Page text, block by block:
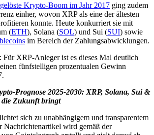
Krypto-Boom im Jahr 2017 ging zudem
einher, wovon XRP als eine der ältesten
konnte. Heute konkurriert sie mit
(ETH), Solana (SOL) und Sui (SUI) sowie
im Bereich der Zahlungsabwicklungen.
Für XRP-Anleger ist es dieses Mal deutlich
fünfstelligen prozentualen Gewinn
Prognose 2025-2030: XRP, Solana, Sui &
die Zukunft bringt
sich zu unabhängigem und transparentem
Nachrichtenartikel wird gemäß der